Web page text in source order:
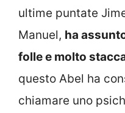
ultime puntate
Manuel, ha
folle e molto
questo Abel ha
chiamare uno